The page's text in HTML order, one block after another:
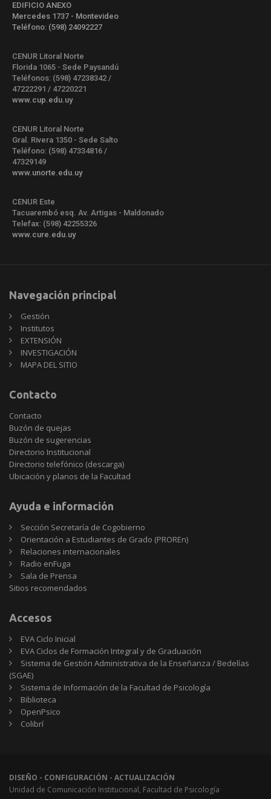
EDIFICIO ANEXO
Mercedes 1737 - Montevideo
Teléfono: (598) 24092227
CENUR Litoral Norte
Florida 1065 - Sede Paysandú
Teléfonos: (598) 47238342 /
47222291 / 47220221
www.cup.edu.uy
CENUR Litoral Norte
Gral. Rivera 1350 - Sede Salto
Teléfono: (598) 47334816 /
47329149
www.unorte.edu.uy
CENUR Este
Tacuarembó esq. Av. Artigas - Maldonado
Telefax: (598) 42255326
www.cure.edu.uy
Navegación principal
Gestión
Institutos
EXTENSIÓN
INVESTIGACIÓN
MAPA DEL SITIO
Contacto
Contacto
Buzón de quejas
Buzón de sugerencias
Directorio Institucional
Directorio telefónico (descarga)
Ubicación y planos de la Facultad
Ayuda e información
Sección Secretaría de Cogobierno
Orientación a Estudiantes de Grado (PROREn)
Relaciones internacionales
Radio enFuga
Sala de Prensa
Sitios
Sitios recomendados
Accesos
EVA Ciclo Inicial
EVA Ciclos de Formación Integral y de Graduación
Sistema de Gestión Administrativa de la Enseñanza / Bedelías
(SGAE)
Sistema de Información de la Facultad de Psicología
Biblioteca
OpenPsico
Colibrí
DISEÑO - CONFIGURACIÓN - ACTUALIZACIÓN
Unidad de Comunicación Institucional, Facultad de Psicología